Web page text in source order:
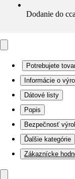
Dodanie do
Potrebujete
Informácie o
Dátové listy
Popis
Bezpečnosť
Ďalšie kategórie
Zákaznícke